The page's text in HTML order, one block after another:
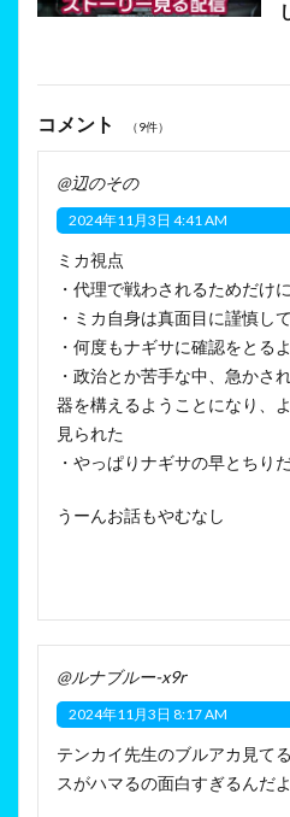
コメント （9件）
@辺のその
2024年11月3日 4:41 AM
ミカ視点
・代理で戦わされるためだけ
・ミカ自身は真面目に謹慎し
・何度もナギサに確認をとる
・政治とか苦手な中、急かさ
器を構えるようことになり、
見られた
・やっぱりナギサの早とちり
うーんお話もやむなし
@ルナブルー-x9r
2024年11月3日 8:17 AM
テンカイ先生のブルアカ見て
スがハマるの面白すぎるんだ